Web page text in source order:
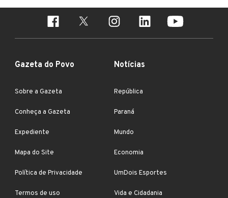
Gazeta do Povo
Sobre a Gazeta
Conheça a Gazeta
Expediente
Mapa do Site
Política de Privacidade
Termos de uso
Notícias
República
Paraná
Mundo
Economia
UmDois Esportes
Vida e Cidadania